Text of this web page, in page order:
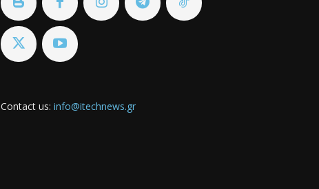
Contact us: info@itechnews.gr